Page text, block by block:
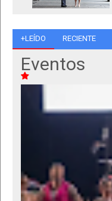
+LEÍDO RECIENTE
Eventos